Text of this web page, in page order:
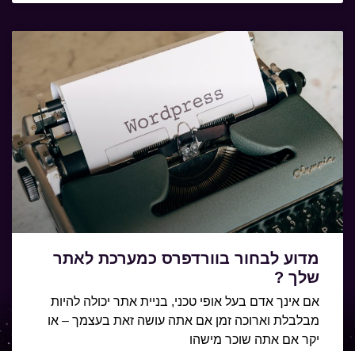
מדוע לבחור בוורדפרס כמערכת לאתר
שלך ?
אם אינך אדם בעל אופי טכני, בניית אתר יכולה להיות
מבלבלת וארוכה זמן אם אתה עושה זאת בעצמך – או
יקר אם אתה שוכר מישהו